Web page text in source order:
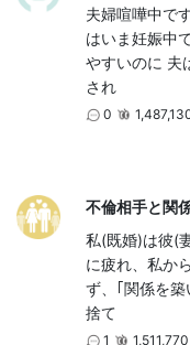
夫婦喧嘩中で
はいま妊娠中
やすいのに 夫
され
0
不倫相手と関
私(既婚)は彼(
に疲れ、私か
ず、｢関係を
捨て
1 1,511,770